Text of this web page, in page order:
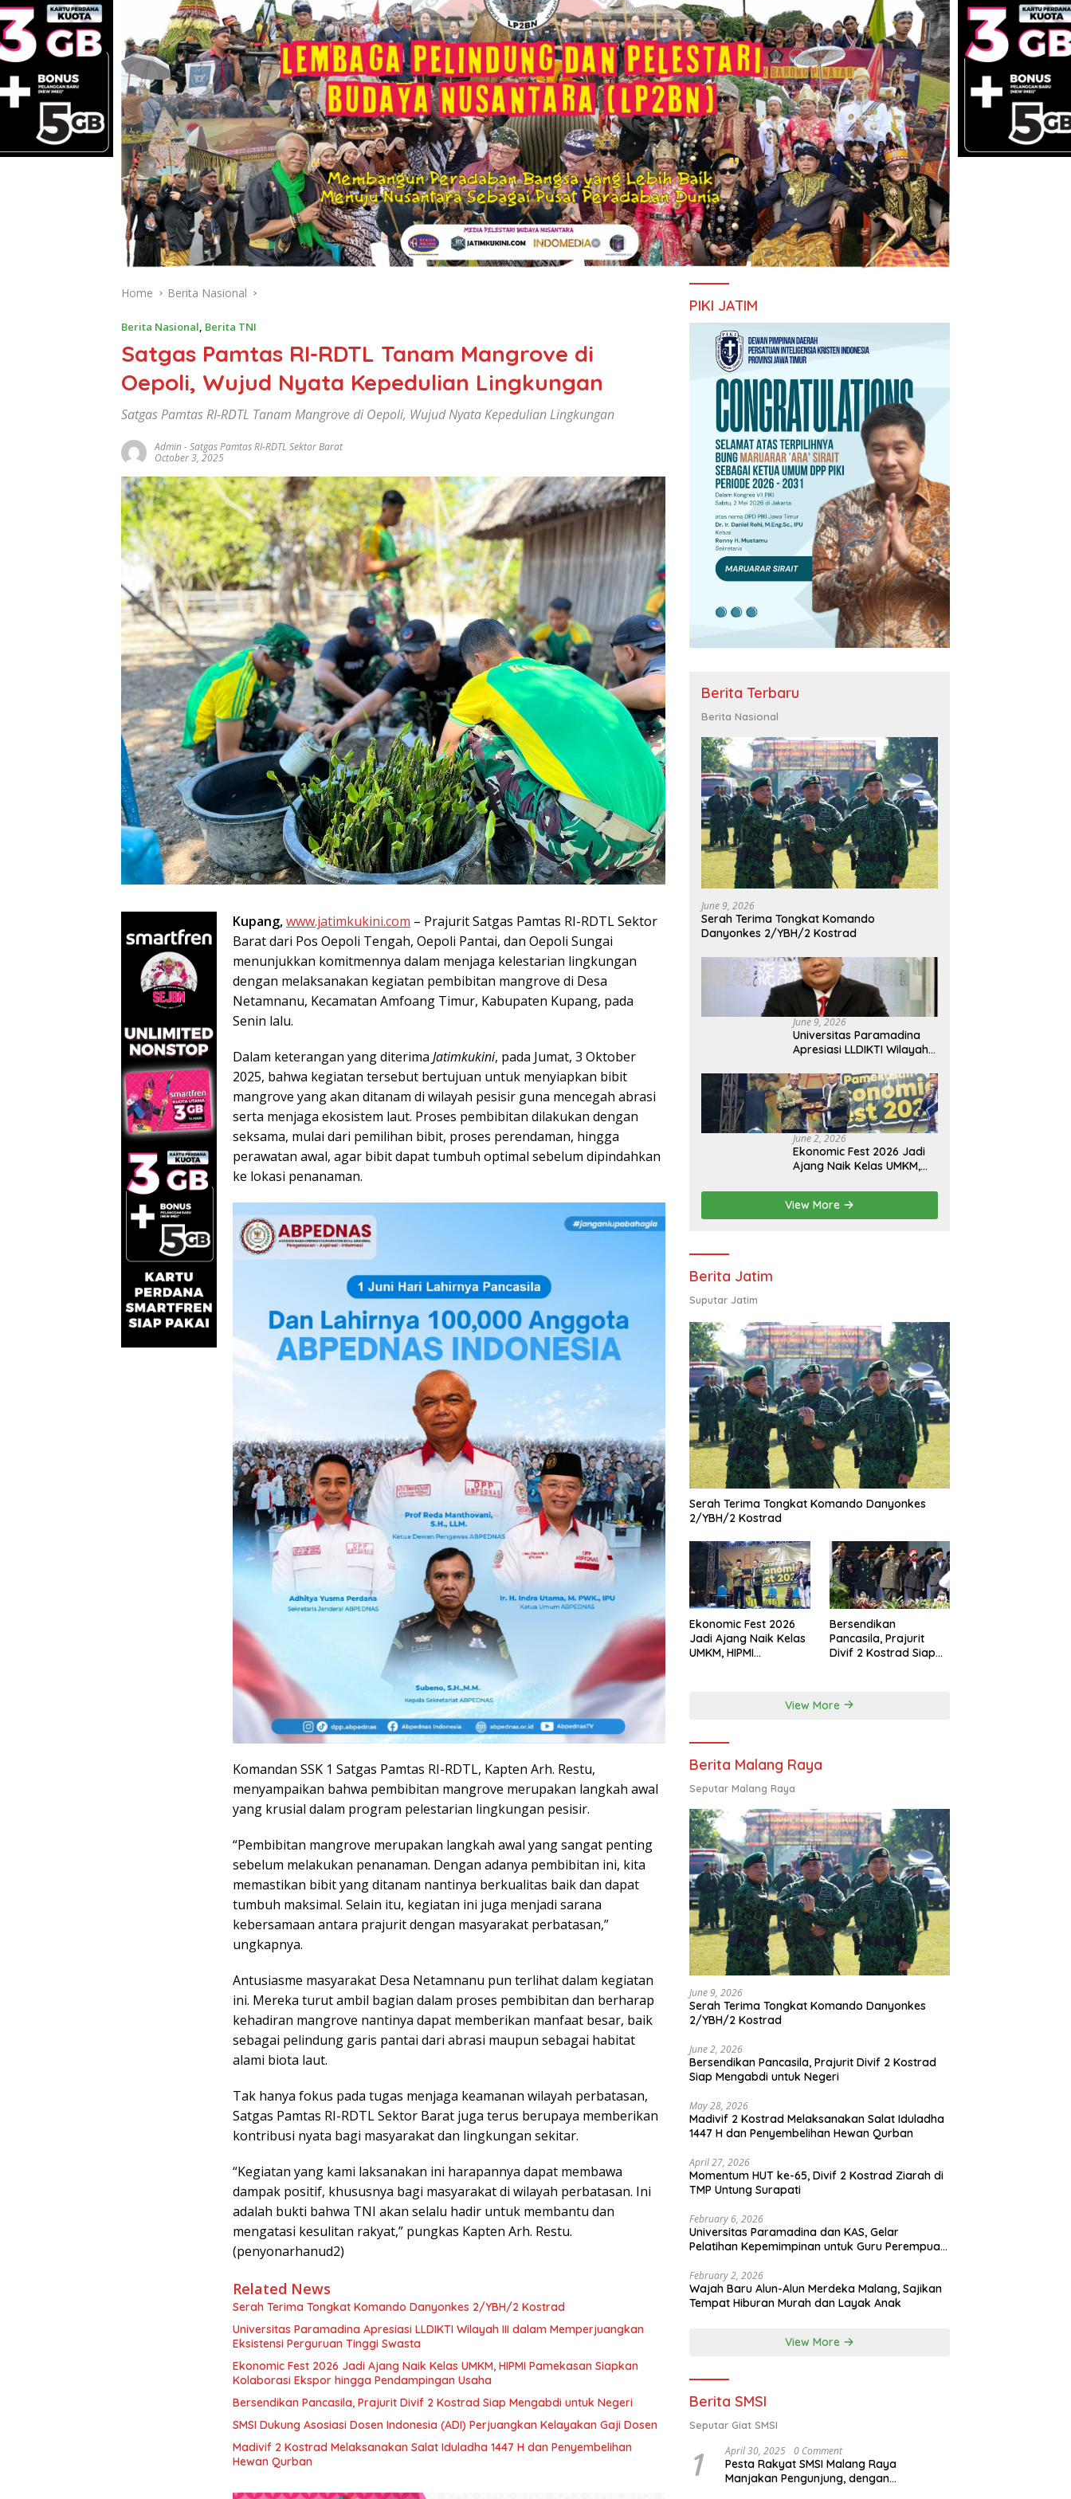
Home Berita Nasional
Berita Nasional, Berita TNI
Satgas Pamtas RI-RDTL Tanam Mangrove di
Oepoli, Wujud Nyata Kepedulian Lingkungan
Satgas Pamtas RI-RDTL Tanam Mangrove di Oepoli, Wujud Nyata Kepedulian Lingkungan
Admin-Satgas Pamtas RI-RDTL Sektor Barat
October 3, 2025
Kupang,www.jatimkukini.com – Prajurit Satgas Pamtas RI-RDTL Sektor
Barat dari Pos Oepoli Tengah, Oepoli Pantai, dan Oepoli Sungai
menunjukkan komitmennya dalam menjaga kelestarian lingkungan
dengan melaksanakan kegiatan pembibitan mangrove di Desa
Netamnanu, Kecamatan Amfoang Timur, Kabupaten Kupang, pada
Senin lalu.
Dalam keterangan yang diterima Jatimkukini, pada Jumat, 3 Oktober
2025, bahwa kegiatan tersebut bertujuan untuk menyiapkan bibit
mangrove yang akan ditanam di wilayah pesisir guna mencegah abrasi
serta menjaga ekosistem laut. Proses pembibitan dilakukan dengan
seksama, mulai dari pemilihan bibit, proses perendaman, hingga
perawatan awal, agar bibit dapat tumbuh optimal sebelum dipindahkan
ke lokasi penanaman.
Komandan SSK 1 Satgas Pamtas RI-RDTL, Kapten Arh. Restu,
menyampaikan bahwa pembibitan mangrove merupakan langkah awal
yang krusial dalam program pelestarian lingkungan pesisir.
“Pembibitan mangrove merupakan langkah awal yang sangat penting
sebelum melakukan penanaman. Dengan adanya pembibitan ini, kita
memastikan bibit yang ditanam nantinya berkualitas baik dan dapat
tumbuh maksimal. Selain itu, kegiatan ini juga menjadi sarana
kebersamaan antara prajurit dengan masyarakat perbatasan,”
ungkapnya.
Antusiasme masyarakat Desa Netamnanu pun terlihat dalam kegiatan
ini. Mereka turut ambil bagian dalam proses pembibitan dan berharap
kehadiran mangrove nantinya dapat memberikan manfaat besar, baik
sebagai pelindung garis pantai dari abrasi maupun sebagai habitat
alami biota laut.
Tak hanya fokus pada tugas menjaga keamanan wilayah perbatasan,
Satgas Pamtas RI-RDTL Sektor Barat juga terus berupaya memberikan
kontribusi nyata bagi masyarakat dan lingkungan sekitar.
“Kegiatan yang kami laksanakan ini harapannya dapat membawa
dampak positif, khususnya bagi masyarakat di wilayah perbatasan. Ini
adalah bukti bahwa TNI akan selalu hadir untuk membantu dan
mengatasi kesulitan rakyat,” pungkas Kapten Arh. Restu.
(penyonarhanud2)
Related News
Serah Terima Tongkat Komando Danyonkes 2/YBH/2 Kostrad
Universitas Paramadina Apresiasi LLDIKTI Wilayah III dalam Memperjuangkan
Eksistensi Perguruan Tinggi Swasta
Ekonomic Fest 2026 Jadi Ajang Naik Kelas UMKM, HIPMI Pamekasan Siapkan
Kolaborasi Ekspor hingga Pendampingan Usaha
Bersendikan Pancasila, Prajurit Divif 2 Kostrad Siap Mengabdi untuk Negeri
SMSI Dukung Asosiasi Dosen Indonesia (ADI) Perjuangkan Kelayakan Gaji Dosen
Madivif 2 Kostrad Melaksanakan Salat Iduladha 1447 H dan Penyembelihan
Hewan Qurban
PIKI JATIM
Berita Terbaru
Berita Nasional
June 9, 2026
Serah Terima Tongkat Komando
Danyonkes 2/YBH/2 Kostrad
June 9, 2026
Universitas Paramadina
Apresiasi LLDIKTI Wilayah
Eksistensi Perguruan
Tinggi Swasta
June 2, 2026
Ekonomic Fest 2026 Jadi
Ajang Naik Kelas UMKM,
Kolaborasi Ekspor hingga
Pendampingan Usaha
View More
Berita Jatim
Suputar Jatim
Serah Terima Tongkat Komando Danyonkes
2/YBH/2 Kostrad
Ekonomic Fest 2026
Jadi Ajang Naik Kelas
UMKM, HIPMI
Bersendikan
Pancasila, Prajurit
Divif 2 Kostrad Siap
View More
Berita Malang Raya
Seputar Malang Raya
June 9, 2026
Serah Terima Tongkat Komando Danyonkes
2/YBH/2 Kostrad
June 2, 2026
Bersendikan Pancasila, Prajurit Divif 2 Kostrad
Siap Mengabdi untuk Negeri
May 28, 2026
Madivif 2 Kostrad Melaksanakan Salat Iduladha
1447 H dan Penyembelihan Hewan Qurban
April 27, 2026
Momentum HUT ke-65, Divif 2 Kostrad Ziarah di
TMP Untung Surapati
February 6, 2026
Universitas Paramadina dan KAS, Gelar
Pelatihan Kepemimpinan untuk Guru Perempuan
February 2, 2026
Wajah Baru Alun-Alun Merdeka Malang, Sajikan
Tempat Hiburan Murah dan Layak Anak
View More
Berita SMSI
Seputar Giat SMSI
1 April 30, 2025 0 Comment
Pesta Rakyat SMSI Malang Raya
Manjakan Pengunjung, dengan